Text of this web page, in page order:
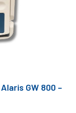
GW 800 –